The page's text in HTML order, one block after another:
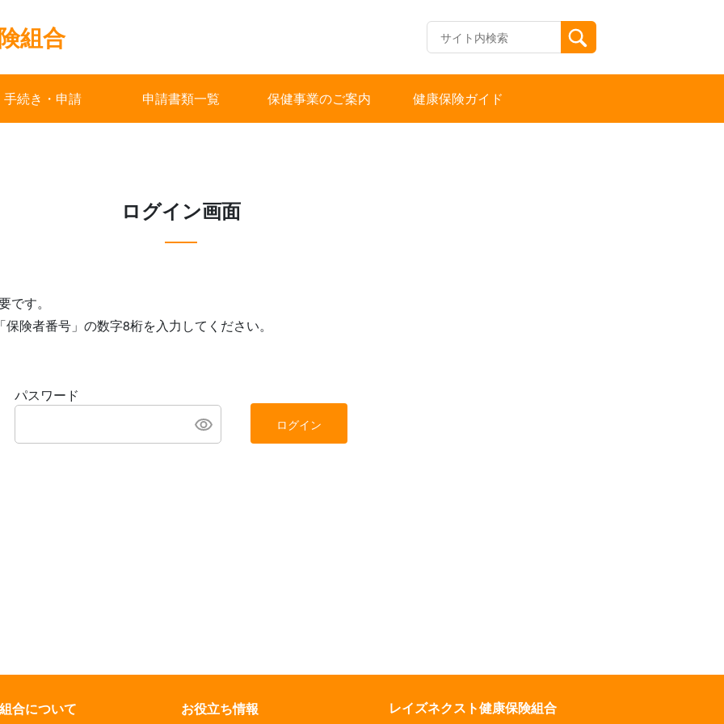
組合
手続き・申請 申請書類一覧 保健事業のご案内 健康保険ガイド
ログイン画面
です。
険者番号」の数字8桁を入力してください。
パスワード
ログイン
合について お役立ち情報 レイズネクスト健康保険組合